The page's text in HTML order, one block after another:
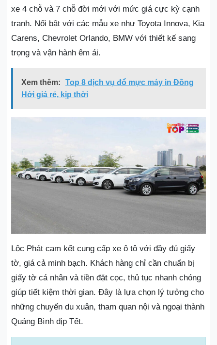
xe 4 chỗ và 7 chỗ đời mới với mức giá cực kỳ cạnh
tranh. Nổi bật với các mẫu xe như Toyota Innova, Kia
Carens, Chevrolet Orlando, BMW với thiết kế sang
trọng và vận hành êm ái.
Xem thêm:
Top 8 dịch vụ đổ mực máy in Đồng
Hới giá rẻ, kịp thời
Lộc Phát cam kết cung cấp xe ô tô với đầy đủ giấy
tờ, giá cả minh bạch. Khách hàng chỉ cần chuẩn bị
giấy tờ cá nhân và tiền đặt cọc, thủ tục nhanh chóng
giúp tiết kiệm thời gian. Đây là lựa chọn lý tưởng cho
những chuyến du xuân, tham quan nội và ngoại thành
Quảng Bình dịp Tết.